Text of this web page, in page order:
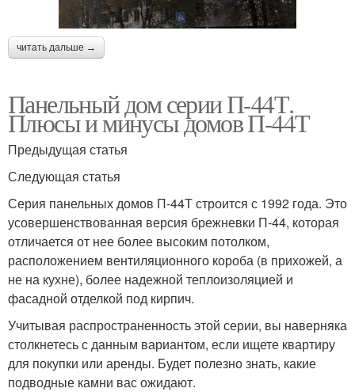
читать дальше →
Панельный дом серии П-44Т.
Плюсы и минусы домов П-44Т
Предыдущая статья
Следующая статья
Серия панельных домов П-44Т строится с 1992 года. Это
усовершенствованная версия брежневки П-44, которая
отличается от нее более высоким потолком,
расположением вентиляционного короба (в прихожей, а
не на кухне), более надежной теплоизоляцией и
фасадной отделкой под кирпич.
Учитывая распространенность этой серии, вы наверняка
столкнетесь с данным вариантом, если ищете квартиру
для покупки или аренды. Будет полезно знать, какие
подводные камни вас ожидают.